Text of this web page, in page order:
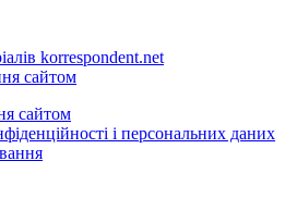
korrespondent.net
сайтом
сайтом
і персональних даних